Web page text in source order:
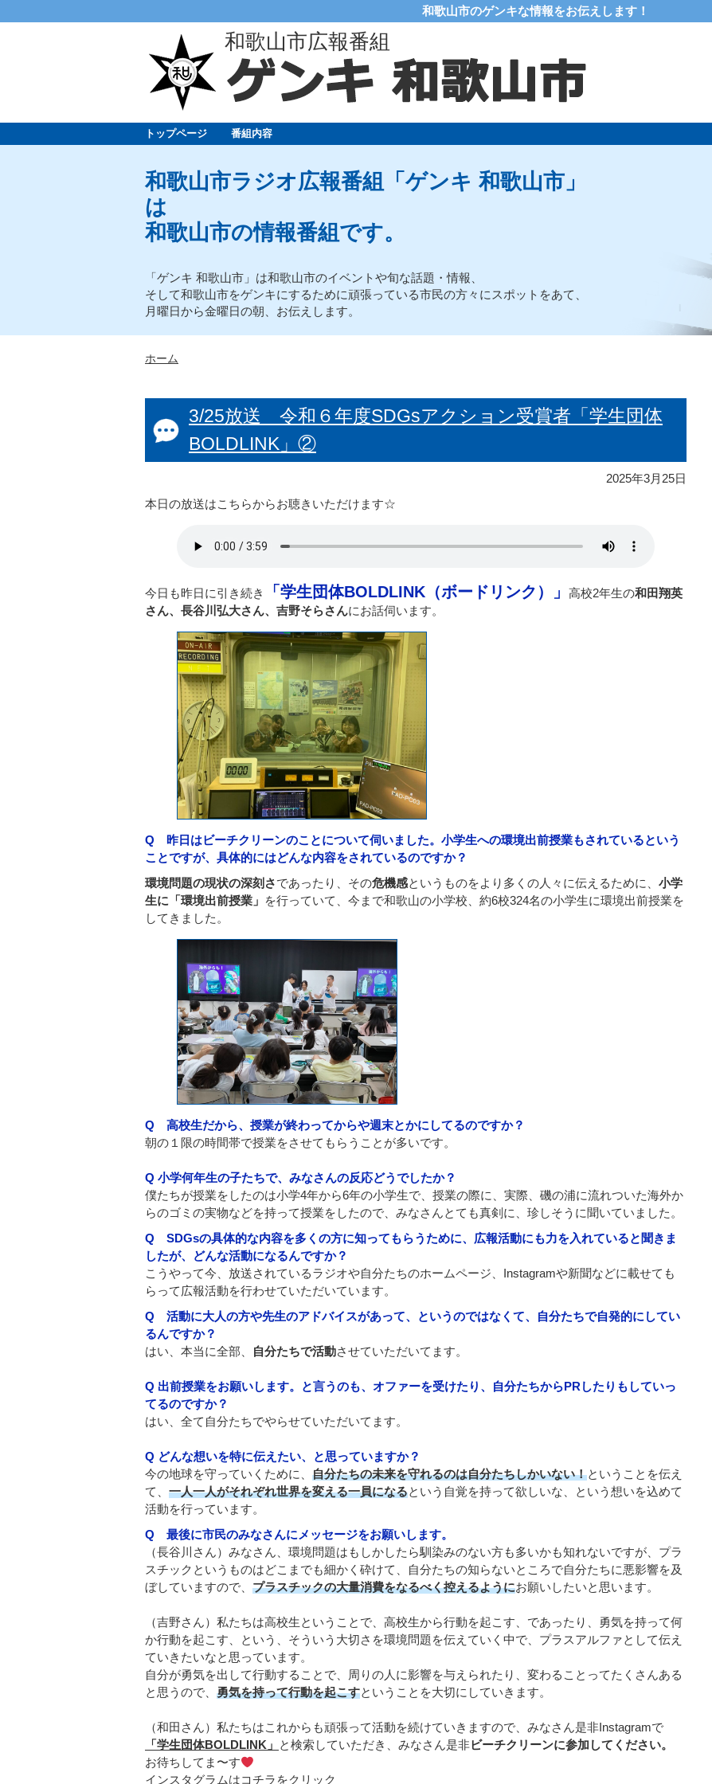
和歌山市のゲンキな情報をお伝えします！
和歌山市広報番組
トップページ 番組内容
和歌山市ラジオ広報番組「ゲンキ 和歌山市」
は
和歌山市の情報番組です。
「ゲンキ 和歌山市」は和歌山市のイベントや旬な話題・情報、
そして和歌山市をゲンキにするために頑張っている市民の方々にスポットをあて、
月曜日から金曜日の朝、お伝えします。
ホーム
3/25放送 令和６年度SDGsアクション受賞者「学生団体
BOLDLINK」②
2025年3月25日
本日の放送はこちらからお聴きいただけます☆
今日も昨日に引き続き 「学生団体BOLDLINK（ボードリンク）」 高校2年生の和田翔英
さん、長谷川弘大さん、吉野そらさんにお話伺います。
Q 昨日はビーチクリーンのことについて伺いました。小学生への環境出前授業もされているという
ことですが、具体的にはどんな内容をされているのですか？
環境問題の現状の深刻さであったり、その危機感というものをより多くの人々に伝えるために、 小学
生に「環境出前授業」 を行っていて、今まで和歌山の小学校、約6校324名の小学生に環境出前授業を
してきました。
Q 高校生だから、授業が終わってからや週末とかにしてるのですか？
朝の１限の時間帯で授業をさせてもらうことが多いです。
Q 小学何年生の子たちで、みなさんの反応どうでしたか？
僕たちが授業をしたのは小学4年から6年の小学生で、授業の際に、実際、磯の浦に流れついた海外か
らのゴミの実物などを持って授業をしたので、みなさんとても真剣に、珍しそうに聞いていました。
Q SDGsの具体的な内容を多くの方に知ってもらうために、広報活動にも力を入れていると聞きま
したが、どんな活動になるんですか？
こうやって今、放送されているラジオや自分たちのホームページ、Instagramや新聞などに載せても
らって広報活動を行わせていただいています。
Q 活動に大人の方や先生のアドバイスがあって、というのではなくて、自分たちで自発的にしてい
るんですか？
はい、本当に全部、
自分たちで活動させていただいてます。
Q 出前授業をお願いします。と言うのも、オファーを受けたり、自分たちからPRしたりもしていっ
てるのですか？
はい、全て自分たちでやらせていただいてます。
Q どんな想いを特に伝えたい、と思っていますか？
今の地球を守っていくために、 自分たちの未来を守れるのは自分たちしかいない！ということを伝え
て、 一人一人がそれぞれ世界を変える一員になるという自覚を持って欲しいな、という想いを込めて
活動を行っています。
Q 最後に市民のみなさんにメッセージをお願いします。
（長谷川さん）みなさん、環境問題はもしかしたら馴染みのない方も多いかも知れないですが、プラ
スチックというものはどこまでも細かく砕けて、自分たちの知らないところで自分たちに悪影響を及
ぼしていますので、 プラスチックの大量消費をなるべく控えるようにお願いしたいと思います。
（吉野さん）私たちは高校生ということで、高校生から行動を起こす、であったり、勇気を持って何
か行動を起こす、という、そういう大切さを環境問題を伝えていく中で、プラスアルファとして伝え
ていきたいなと思っています。
自分が勇気を出して行動することで、周りの人に影響を与えられたり、変わることってたくさんある
と思うので、 勇気を持って行動を起こすということを大切にしていきます。
（和田さん）私たちはこれからも頑張って活動を続けていきますので、みなさん是非Instagramで
「学生団体BOLDLINK」 と検索していただき、みなさん是非ビーチクリーンに参加してください。
お待ちしてま〜す
インスタグラムはコチラをクリック